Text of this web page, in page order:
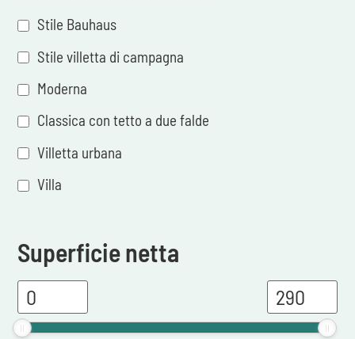
Stile Bauhaus
Stile villetta di campagna
Moderna
Classica con tetto a due falde
Villetta urbana
Villa
Superficie netta